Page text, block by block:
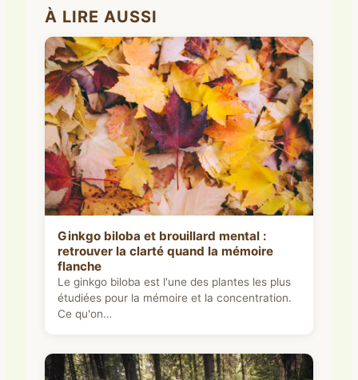
À LIRE AUSSI
Ginkgo biloba et brouillard mental :
retrouver la clarté quand la mémoire
flanche
Le ginkgo biloba est l'une des plantes les plus
étudiées pour la mémoire et la concentration.
Ce qu'on…